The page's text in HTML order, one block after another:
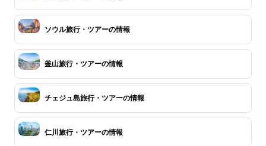
ソウル旅行・ツアーの情報
釜山旅行・ツアーの情報
チェジュ島旅行・ツアーの情報
仁川旅行・ツアーの情報